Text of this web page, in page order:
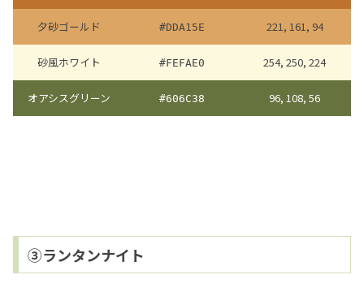
夕砂ゴールド #DDA15E 221, 161, 94
砂風ホワイト #FEFAE0 254, 250, 224
オアシスグリーン #606C38 96, 108, 56
③ランタンナイト